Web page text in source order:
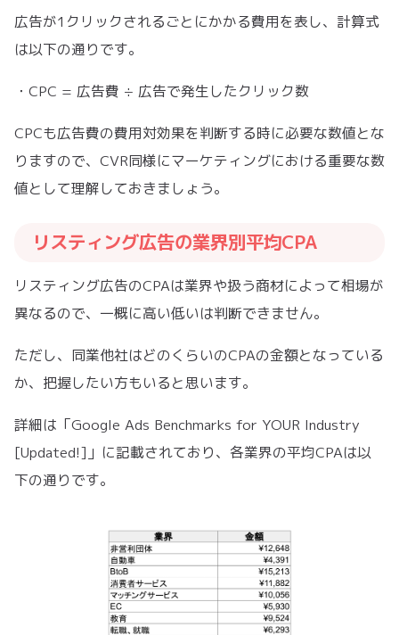
広告が1クリックされるごとにかかる費用を表し、計算式
は以下の通りです。
・CPC = 広告費 ÷ 広告で発生したクリック数
CPCも広告費の費用対効果を判断する時に必要な数値とな
りますので、CVR同様にマーケティングにおける重要な数
値として理解しておきましょう。
リスティング広告の業界別平均CPA
リスティング広告のCPAは業界や扱う商材によって相場が
異なるので、一概に高い低いは判断できません。
ただし、同業他社はどのくらいのCPAの金額となっている
か、把握したい方もいると思います。
詳細は「Google Ads Benchmarks for YOUR Industry
[Updated!]」に記載されており、各業界の平均CPAは以
下の通りです。